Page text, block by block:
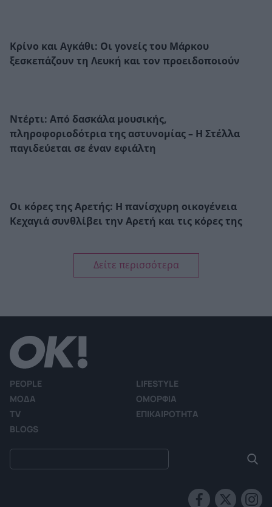
Κρίνο και Αγκάθι: Οι γονείς του Μάρκου
ξεσκεπάζουν τη Λευκή και τον προειδοποιούν
Ντέρτι: Από δασκάλα μουσικής,
πληροφοριοδότρια της αστυνομίας – Η Στέλλα
παγιδεύεται σε έναν εφιάλτη
Οι κόρες της Αρετής: Η πανίσχυρη οικογένεια
Κεχαγιά συνθλίβει την Αρετή και τις κόρες της
Δείτε περισσότερα
PEOPLE
LIFESTYLE
ΜΟΔΑ
ΟΜΟΡΦΙΑ
TV
ΕΠΙΚΑΙΡΟΤΗΤΑ
BLOGS